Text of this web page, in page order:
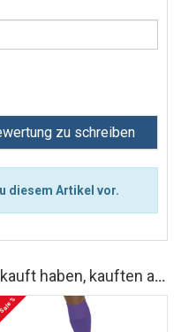
zu schreiben
diesem Artikel vor.
Kunden, die diesen Artikel gekauft haben, kauften auch
%